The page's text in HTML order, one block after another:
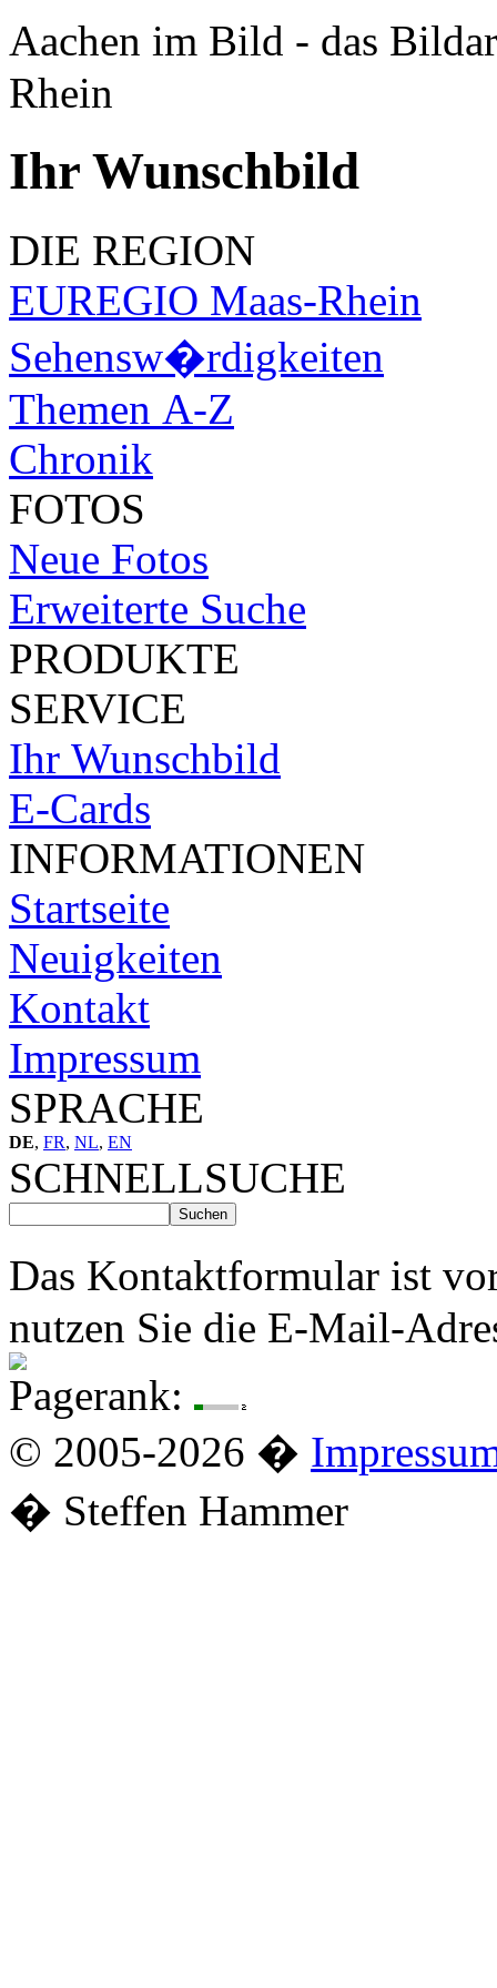
Aachen im Bild - das
Rhein
Ihr Wunschbild
DIE REGION
EUREGIO Maas-Rhein
Sehensw�rdigkeiten
Themen A-Z
Chronik
FOTOS
Neue Fotos
Erweiterte Suche
PRODUKTE
SERVICE
Ihr Wunschbild
E-Cards
INFORMATIONEN
Startseite
Neuigkeiten
Kontakt
Impressum
SPRACHE
DE, FR, NL, EN
SCHNELLSUCHE
Das Kontaktformular ist
nutzen Sie die E-Mail-
Pagerank:
© 2005-2026 �
� Steffen Hammer